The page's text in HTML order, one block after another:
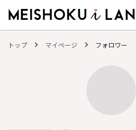
トップ マイページ フォロワー